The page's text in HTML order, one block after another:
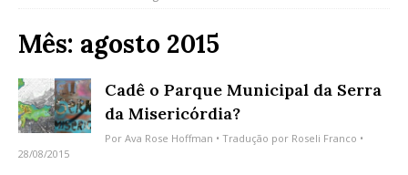
Mês: agosto 2015
Cadê o Parque Municipal da Serra
da Misericórdia?
Por Ava Rose Hoffman • Tradução por Roseli Franco •
28/08/2015